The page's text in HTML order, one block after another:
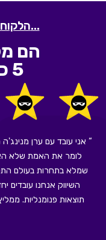
הלקוחות שלנו יספרו לכם ש...
הם
5 כוכבי נינג'ה
“ אני עובד עם ערן
לומר את האמת שלא
שמלא בתחרות בעולם
השיווק אנחנו עובדים
תוצאות פנומנליות.